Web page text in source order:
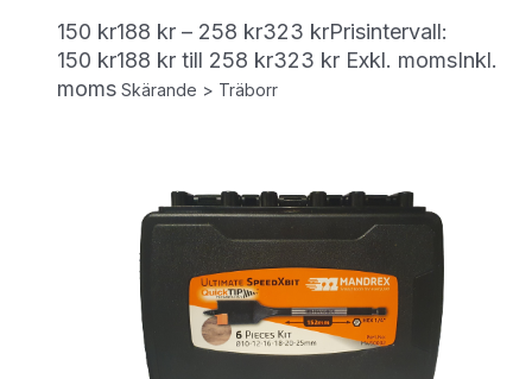
150 kr188 kr – 258 kr323 krPrisintervall:
150 kr188 kr till 258 kr323 kr Exkl. momsInkl.
moms Skärande > Träborr